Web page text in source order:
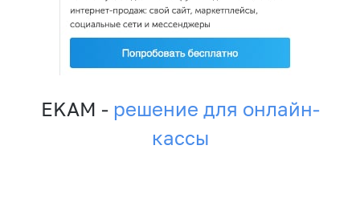
EKAM - решение для онлайн-
кассы